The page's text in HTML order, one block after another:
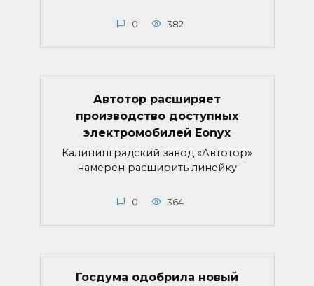
0 382
Автотор расширяет
производство доступных
электромобилей Eonyx
Калининградский завод «Автотор»
намерен расширить линейку
0 364
Госдума одобрила новый